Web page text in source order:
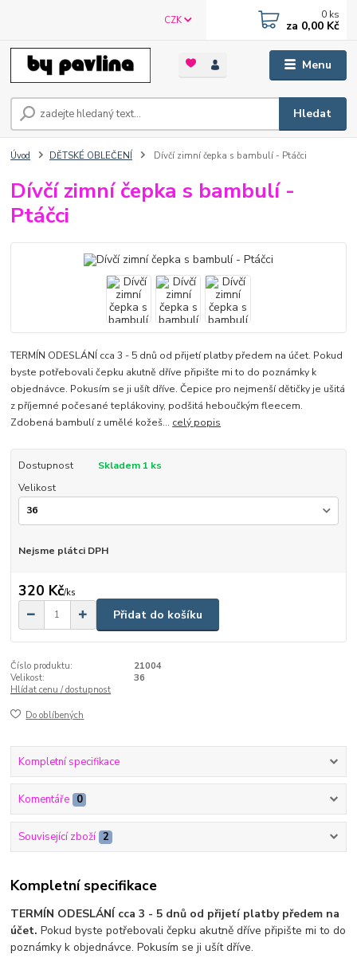
Menu
CZK
Hledat
0 ks
za 0,00 Kč
Úvod DĚTSKÉ OBLEČENÍ Dívčí zimní čepka s bambulí - Ptáčci
Dívčí zimní čepka s bambulí -
Ptáčci
TERMÍN ODESLÁNÍ cca 3 - 5 dnů od přijetí platby předem na účet. Pokud
byste potřebovali čepku akutně dříve připište mi to do poznámky k
objednávce. Pokusím se ji ušít dříve. Čepice pro nejmenší dětičky je ušitá
z příjemné počesané teplákoviny, podšitá heboučkým fleecem.
Zdobená bambulí z umělé kožeš... celý popis
Dostupnost
Skladem 1 ks
Velikost
Nejsme plátci DPH
320 Kč/ks
Přidat do košíku
Číslo produktu:
21004
Velikost:
36
Hlídat cenu / dostupnost
Do oblíbených
Kompletní specifikace
Komentáře 0
Související zboží 2
Kompletní specifikace
TERMÍN ODESLÁNÍ cca 3 - 5 dnů od přijetí platby předem na
účet.Pokud byste potřebovali čepku akutně dříve připište mi to do
poznámky k objednávce. Pokusím se ji ušít dříve.